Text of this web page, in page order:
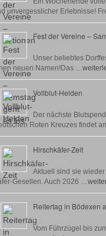
unvergesslicher Erlebnisse!
Fest der Vereine –
Unser beliebtes
neuen Namen!Das …
Vollblut-Helden
Der nächste
Roten Kreuzes findet
Hirschkäfer-Zeit
9 Juni, 2026
Aktuell sind sie
Gesellen. Auch 2026 …
Reitertag in Bödexen
27 Mai, 2026
Vom Führzügel bis